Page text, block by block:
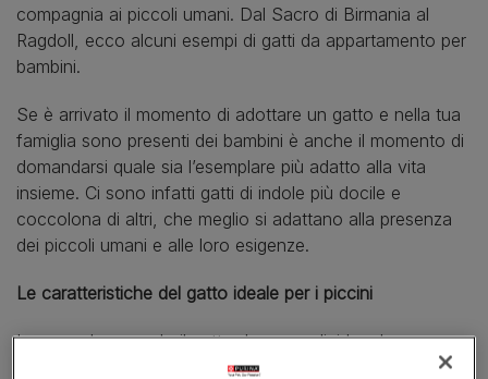
compagnia ai piccoli umani. Dal Sacro di Birmania al
Ragdoll, ecco alcuni esempi di gatti da appartamento per
bambini.
Se è arrivato il momento di adottare un gatto e nella tua
famiglia sono presenti dei bambini è anche il momento di
domandarsi quale sia l’esemplare più adatto alla vita
insieme. Ci sono infatti gatti di indole più docile e
coccolona di altri, che meglio si adattano alla presenza
dei piccoli umani e alle loro esigenze.
Le caratteristiche del gatto ideale per i piccini
In generale, quando il gatto deve condividere la casa
con dei bambini, è bene prediligere